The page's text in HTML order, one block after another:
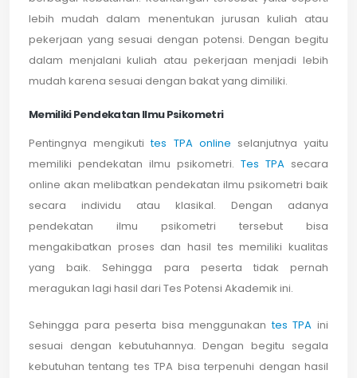
lebih mudah dalam menentukan jurusan kuliah atau
pekerjaan yang sesuai dengan potensi. Dengan begitu
dalam menjalani kuliah atau pekerjaan menjadi lebih
mudah karena sesuai dengan bakat yang dimiliki.
Memiliki Pendekatan Ilmu Psikometri
Pentingnya mengikutites TPA online selanjutnya yaitu
memiliki pendekatan ilmu psikometri. Tes TPA secara
online akan melibatkan pendekatan ilmu psikometri baik
secara individu atau klasikal. Dengan adanya
pendekatan ilmu psikometri tersebut bisa
mengakibatkan proses dan hasil tes memiliki kualitas
yang baik. Sehingga para peserta tidak pernah
meragukan lagi hasil dari Tes Potensi Akademik ini.
Sehingga para peserta bisa menggunakantes TPA ini
sesuai dengan kebutuhannya. Dengan begitu segala
kebutuhan tentang tes TPA bisa terpenuhi dengan hasil